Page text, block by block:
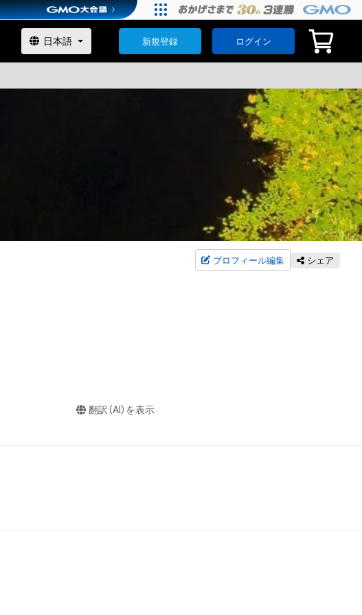
新規登録 ログイン
プロフィール編集 シェア
翻訳（AI）を表示